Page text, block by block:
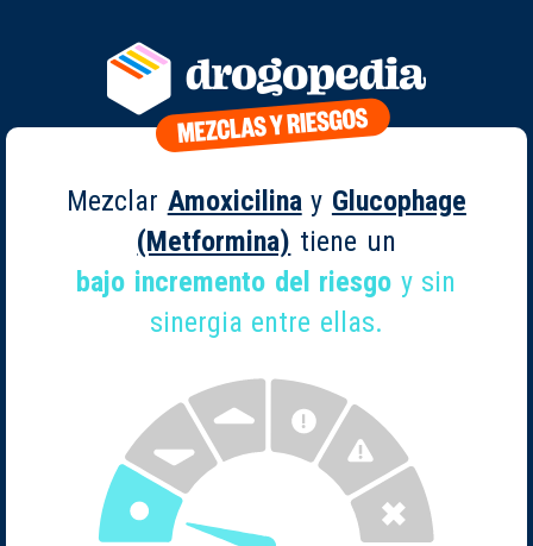
Mezclar Amoxicilinay Glucophage
(Metformina) tiene un
bajo incremento del riesgo y sin
sinergia entre ellas.